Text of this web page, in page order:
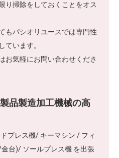
り掃除をしておくことをオス
もパシオリユースでは専門性
ています。
お気軽にお問い合わせくださ
品製造加工機械の高
プレス機/ キーマシン / フィ
台)/ ソールプレス機 を出張